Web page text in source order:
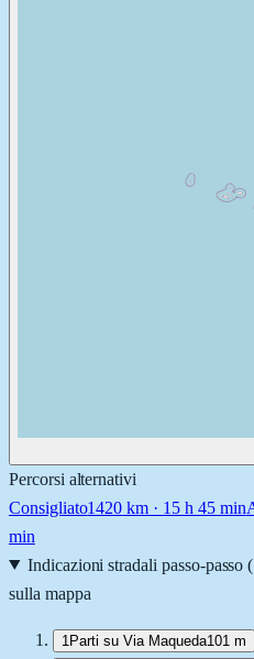
Percorsi alternativi
Consigliato1420 km · 15 h 45 min
min
Indicazioni stradali passo-passo (
sulla mappa
1 Parti su Via Maqueda101 m